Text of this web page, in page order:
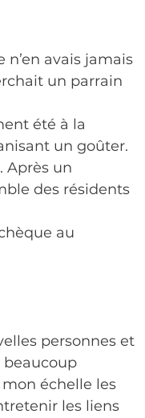
n’en avais jamais
un parrain
été à la
un goûter.
Après un
des résidents
au
personnes et
beaucoup
échelle les
les liens